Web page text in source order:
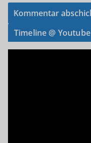
Timeline @ Youtube